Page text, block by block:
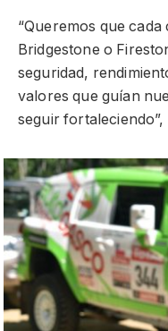
“Queremos que
Bridgestone o
seguridad,
valores que guían
seguir fortaleciendo”,